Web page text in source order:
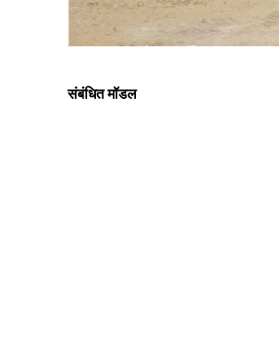
संबंधित मॉडल